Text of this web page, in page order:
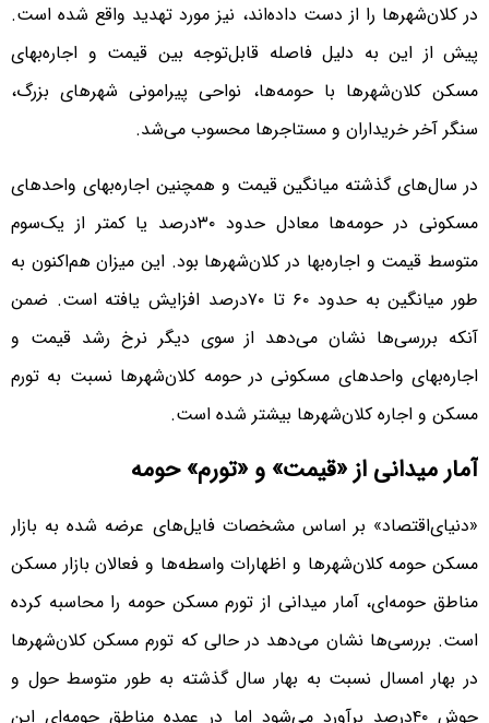
در کلان‌شهرها را از دست داده‌‌‌اند، نیز مورد تهدید واقع شده است.
پیش از این به دلیل فاصله قابل‌توجه بین قیمت و اجاره‌‌‌بهای
مسکن کلان‌شهرها با حومه‌‌‌ها، نواحی پیرامونی شهرهای بزرگ،
سنگر آخر خریداران و مستاجرها محسوب می‌‌‌شد.
در سال‌های گذشته میانگین قیمت و همچنین اجاره‌‌‌بهای واحدهای
مسکونی در حومه‌‌‌ها معادل حدود ۳۰‌درصد یا کمتر از یک‌سوم
متوسط قیمت و اجاره‌‌‌بها در کلان‌شهرها بود. این میزان هم‌‌‌اکنون به
طور میانگین به حدود ۶۰ تا ۷۰‌درصد افزایش یافته است. ضمن
آنکه بررسی‌‌‌ها نشان می‌دهد از سوی دیگر نرخ رشد قیمت و
اجاره‌‌‌بهای واحدهای مسکونی در حومه کلان‌شهرها نسبت به تورم
مسکن و اجاره کلان‌شهرها بیشتر شده است.
آمار میدانی از «قیمت» و «تورم» حومه
«دنیای‌اقتصاد» بر اساس مشخصات فایل‌‌‌های عرضه شده به بازار
مسکن حومه کلان‌شهرها و اظهارات واسطه‌‌‌ها و فعالان بازار مسکن
مناطق حومه‌‌‌ای، آمار میدانی از تورم مسکن حومه را محاسبه کرده
است. بررسی‌‌‌ها نشان می‌دهد در حالی که تورم مسکن کلان‌شهرها
در بهار امسال نسبت به بهار سال گذشته به طور متوسط حول و
حوش ۴۰‌درصد برآورد می‌شود اما در عمده مناطق حومه‌‌‌ای این